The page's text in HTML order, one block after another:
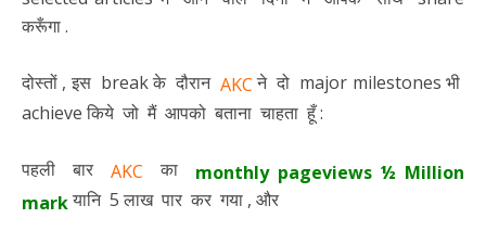
करूँगा .
दोस्तों , इस break के दौरान AKCने दो major milestones भी
achieve किये जो मैं आपको बताना चाहता हूँ :
पहली बार AKC का
monthly pageviews ½ Million
markयानि 5 लाख पार कर गया , और